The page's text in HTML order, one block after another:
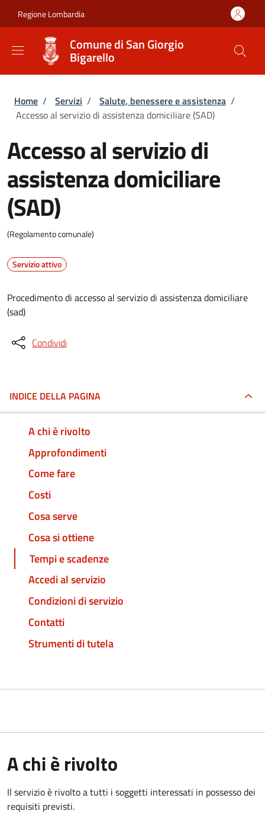
Regione Lombardia
Comune di San Giorgio
Bigarello
Briciole di pane
Home / Servizi / Salute, benessere e assistenza /
Accesso al servizio di assistenza domiciliare (SAD)
Accesso al servizio di
assistenza domiciliare
(SAD)
(Regolamento comunale)
Servizio attivo
Procedimento di accesso al servizio di assistenza domiciliare
(sad)
Condividi
INDICE DELLA PAGINA
A chi è rivolto
Approfondimenti
Come fare
Costi
Cosa serve
Cosa si ottiene
Tempi e scadenze
Accedi al servizio
Condizioni di servizio
Contatti
Strumenti di tutela
A chi è rivolto
Il servizio è rivolto a tutti i soggetti interessati in possesso dei
requisiti previsti.